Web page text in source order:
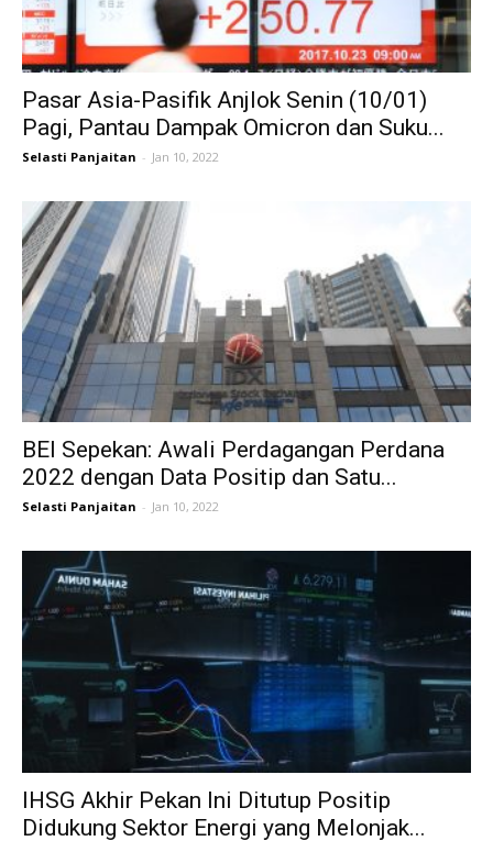
Pasar Asia-Pasifik Anjlok Senin (10/01)
Pagi, Pantau Dampak Omicron dan Suku...
Selasti Panjaitan - Jan 10, 2022
BEI Sepekan: Awali Perdagangan Perdana
2022 dengan Data Positip dan Satu...
Selasti Panjaitan - Jan 10, 2022
IHSG Akhir Pekan Ini Ditutup Positip
Didukung Sektor Energi yang Melonjak...